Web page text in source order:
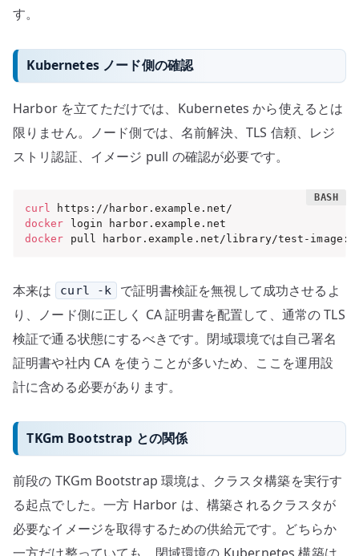
す。
Kubernetes ノード側の確認
Harbor を立てただけでは、Kubernetes から使えるとは
限りません。ノード側では、名前解決、TLS 信頼、レジ
ストリ認証、イメージ pull の確認が必要です。
curl
docker
docker pull harbor.example.net/library/test-
本来は curl -k
で証明書検証を無視して成功させるよ
り、ノード側に正しく CA 証明書を配置して、通常の TLS
検証で通る状態にするべきです。閉域環境では自己署名
証明書や社内 CA を使うことが多いため、ここを運用設
計に含める必要があります。
TKGm Bootstrap との関係
前段の TKGm Bootstrap 環境は、クラスタ構築を実行す
る起点でした。一方 Harbor は、構築されるクラスタが
必要なイメージを取得するための供給元です。どちらか